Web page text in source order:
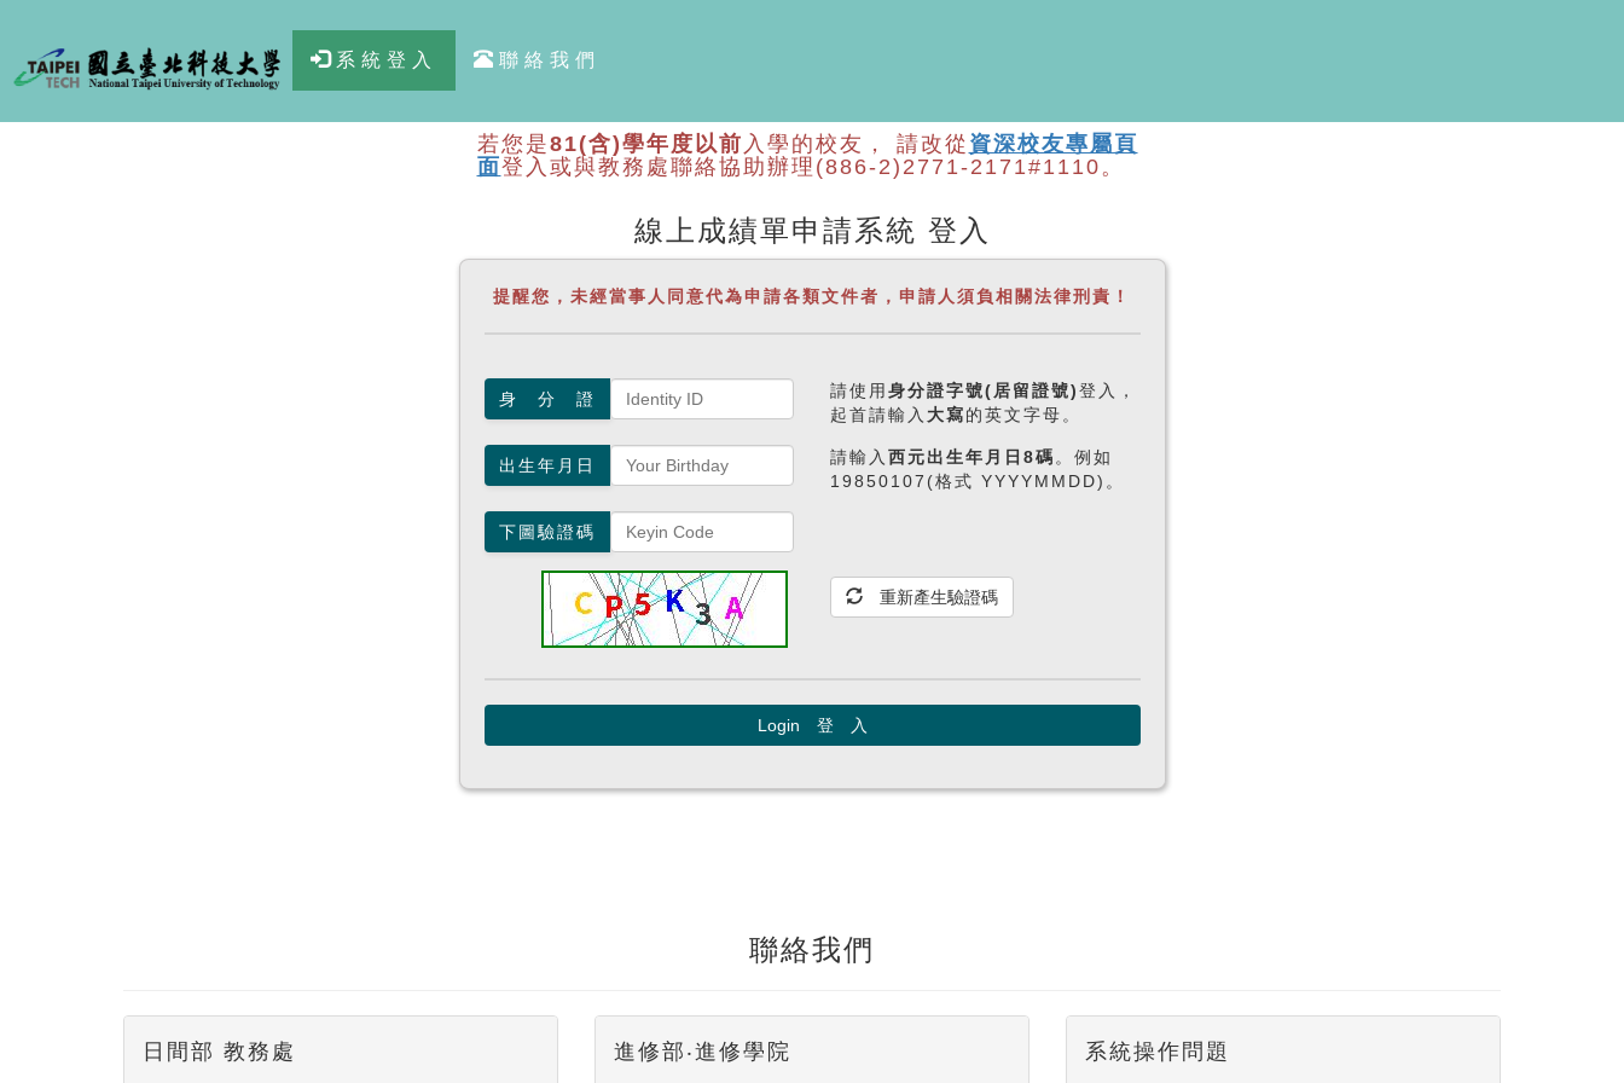
系統登入 聯絡我們
若您是81(含)學年度以前 入學的校友， 請改從 資深校友專屬頁
面登入或與教務處聯絡協助辦理 (886-2)2771-2171#1110。
線上成績單申請系統 登入
提醒您，未經當事人同意代為申請各類文件者，申請人須負相關法律刑責！
身 分 證 請使用 身分證字號(居留證號)登入，
起首請輸入 大寫的英文字母。
出生年月日 請輸入 西元出生年月日8碼 。例如
19850107(格式 YYYYMMDD)。
下圖驗證碼
重新產生驗證碼
Login 登 入
聯絡我們
日間部 教務處 進修部‧進修學院 系統操作問題